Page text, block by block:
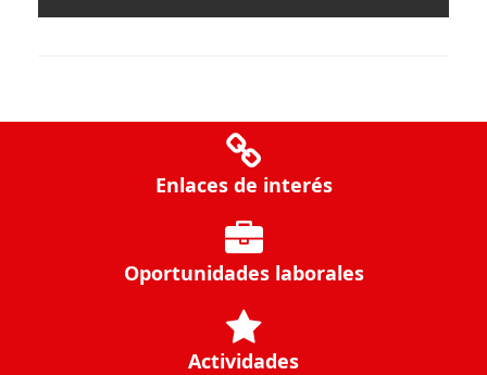
Enlaces de interés
Oportunidades laborales
Actividades